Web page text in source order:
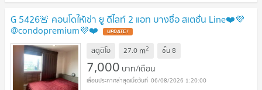
G 5426🚨 คอนโดให้เช่า ยู ดีไลท์ 2 แอท บางซื่อ สเตชั่น Line❤️💜
@condopremium💜❤️
สตูดิโอ 27.0 m2 ชั้น8
7,000 บาท/เดือน
06/08/2026 1:20:00